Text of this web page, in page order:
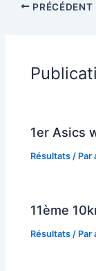
PRÉCÉDENT
1er Asics
Résultats / Par
11ème
Résultats / Par